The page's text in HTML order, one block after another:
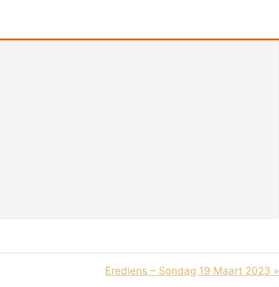
Erediens – Sondag 19 Maart 2023 »